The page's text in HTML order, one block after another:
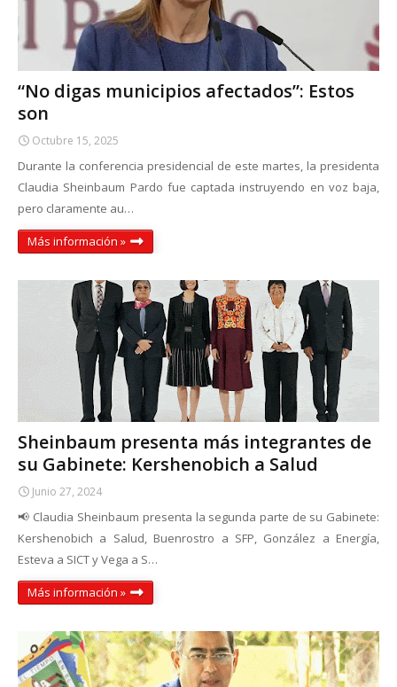
“No digas municipios afectados”: Estos
son
Octubre 15, 2025
Durante la conferencia presidencial de este martes, la presidenta
Claudia Sheinbaum Pardo fue captada instruyendo en voz baja,
pero claramente au…
Más información »
Sheinbaum presenta más integrantes de
su Gabinete: Kershenobich a Salud
Junio 27, 2024
📢 Claudia Sheinbaum presenta la segunda parte de su Gabinete:
Kershenobich a Salud, Buenrostro a SFP, González a Energía,
Esteva a SICT y Vega a S…
Más información »